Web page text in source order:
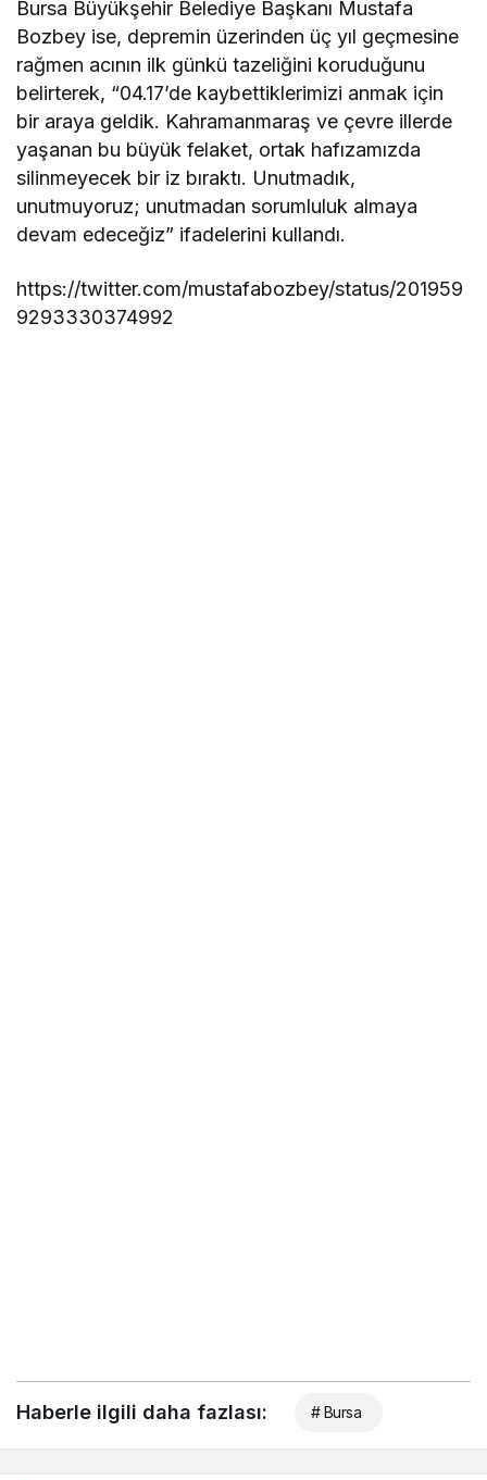
Bursa Büyükşehir Belediye Başkanı Mustafa
Bozbey ise, depremin üzerinden üç yıl geçmesine
rağmen acının ilk günkü tazeliğini koruduğunu
belirterek, “04.17’de kaybettiklerimizi anmak için
bir araya geldik. Kahramanmaraş ve çevre illerde
yaşanan bu büyük felaket, ortak hafızamızda
silinmeyecek bir iz bıraktı. Unutmadık,
unutmuyoruz; unutmadan sorumluluk almaya
devam edeceğiz” ifadelerini kullandı.
https://twitter.com/mustafabozbey/status/201959
9293330374992
Haberle ilgili daha fazlası: # Bursa